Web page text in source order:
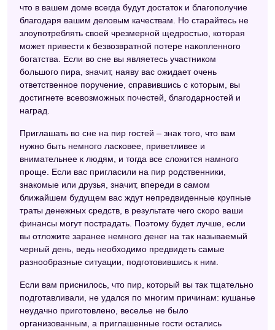
Сонник Велес
Сонник Цветкова
что в вашем доме всегда будут достаток и благополучие
благодаря вашим деловым качествам. Но старайтесь не
злоупотреблять своей чрезмерной щедростью, которая
может привести к безвозвратной потере накопленного
богатства. Если во сне вы являетесь участником
большого пира, значит, наяву вас ожидает очень
ответственное поручение, справившись с которым, вы
достигнете всевозможных почестей, благодарностей и
наград.
Приглашать во сне на пир гостей – знак того, что вам
нужно быть немного ласковее, приветливее и
внимательнее к людям, и тогда все сложится намного
проще. Если вас пригласили на пир родственники,
знакомые или друзья, значит, впереди в самом
ближайшем будущем вас ждут непредвиденные крупные
траты денежных средств, в результате чего скоро ваши
финансы могут пострадать. Поэтому будет лучше, если
вы отложите заранее немного денег на так называемый
черный день, ведь необходимо предвидеть самые
разнообразные ситуации, подготовившись к ним.
Если вам приснилось, что пир, который вы так тщательно
подготавливали, не удался по многим причинам: кушанье
неудачно приготовлено, веселье не было
организованным, а приглашенные гости остались